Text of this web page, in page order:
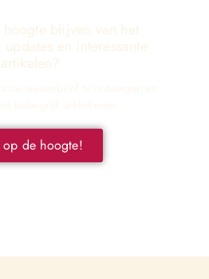
blijven van het
updates en interessante
artikelen?
nieuwsbrief te ontvangen en
belangrijk artikel meer.
de hoogte!